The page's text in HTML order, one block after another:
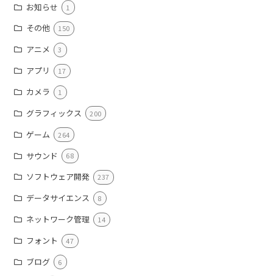
お知らせ 1
その他 150
アニメ 3
アプリ 17
カメラ 1
グラフィックス 200
ゲーム 264
サウンド 68
ソフトウェア開発 237
データサイエンス 8
ネットワーク管理 14
フォント 47
ブログ 6